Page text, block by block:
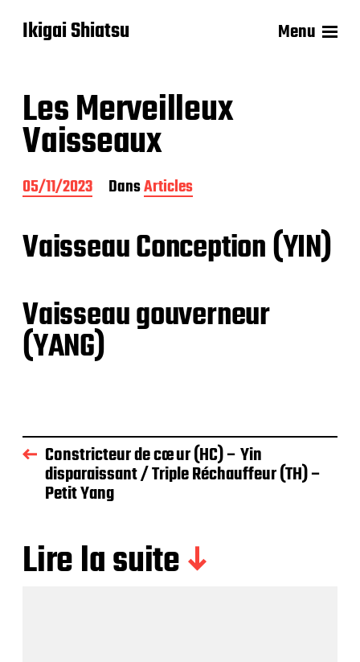
Ikigai Shiatsu Menu
Les Merveilleux
Vaisseaux
D
a
e
d
u
b
l
i
c
n
05/11/2023 DansArticles
Vaisseau Conception (YIN)
Vaisseau gouverneur
(YANG)
Constricteur de cœur (HC) – Yin
disparaissant / Triple Réchauffeur (TH) –
Petit Yang
Lire la suite